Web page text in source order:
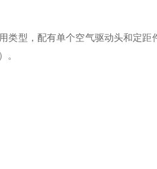
类型，配有单个空气驱动头和定距
。